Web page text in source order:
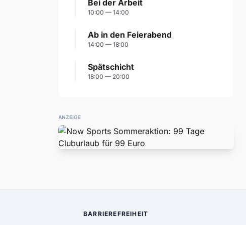
Bei der Arbeit
10:00 — 14:00
Ab in den Feierabend
14:00 — 18:00
Spätschicht
18:00 — 20:00
ANZEIGE
BARRIEREFREIHEIT